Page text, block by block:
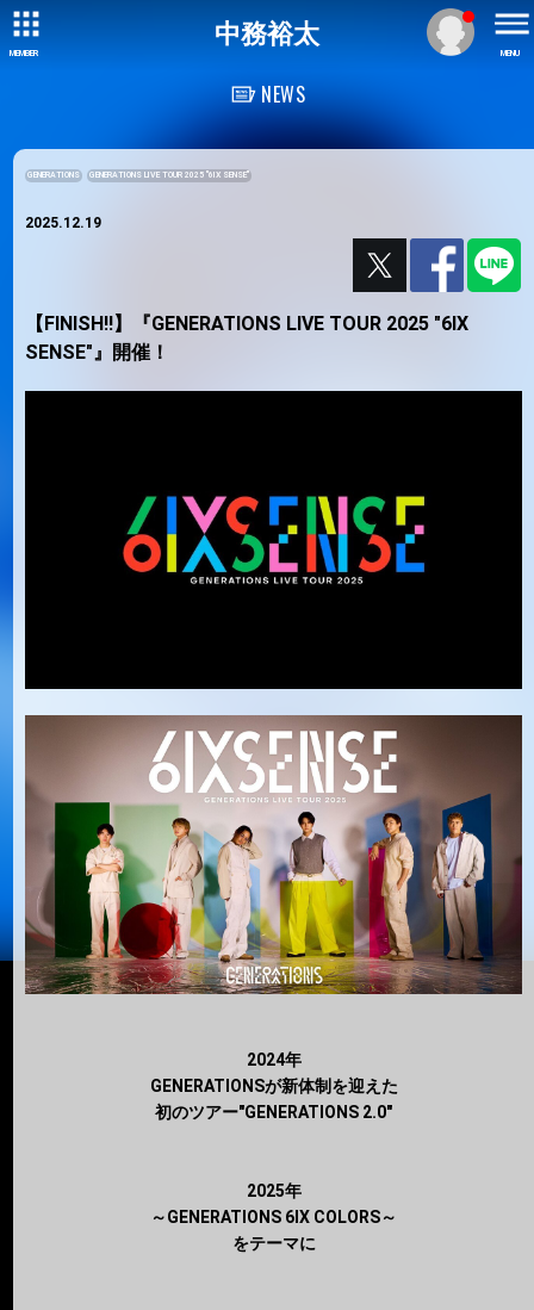
MEMBER MENU
中務裕太
NEWS
GENERATIONS GENERATIONS LIVE TOUR 2025 "6IX SENSE"
2025.12.19
【FINISH!!】『GENERATIONS LIVE TOUR 2025 "6IX
SENSE"』開催！
2024年
GENERATIONSが新体制を迎えた
初のツアー"GENERATIONS 2.0"
2025年
～GENERATIONS 6IX COLORS～
をテーマに